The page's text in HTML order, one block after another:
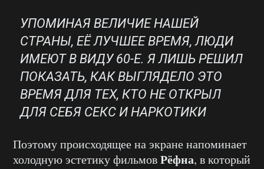
УПОМИНАЯ ВЕЛИЧИЕ НАШЕЙ
СТРАНЫ, ЕЁ ЛУЧШЕЕ ВРЕМЯ, ЛЮДИ
ИМЕЮТ В ВИДУ 60-Е. Я ЛИШЬ РЕШИЛ
ПОКАЗАТЬ, КАК ВЫГЛЯДЕЛО ЭТО
ВРЕМЯ ДЛЯ ТЕХ, КТО НЕ ОТКРЫЛ
ДЛЯ СЕБЯ СЕКС И НАРКОТИКИ
Поэтому происходящее на экране напоминает
холодную эстетику фильмовРёфна, в который